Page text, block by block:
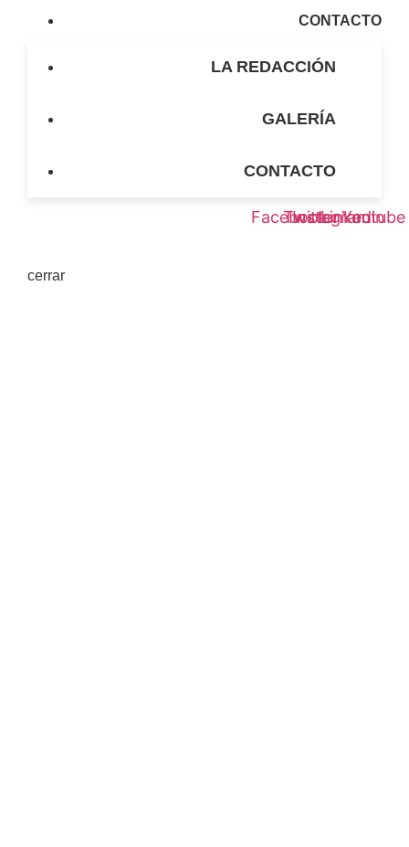
CONTACTO
LA REDACCIÓN
GALERÍA
CONTACTO
Facebook
Twitter
Instagram
Linkedin
Youtube
cerrar